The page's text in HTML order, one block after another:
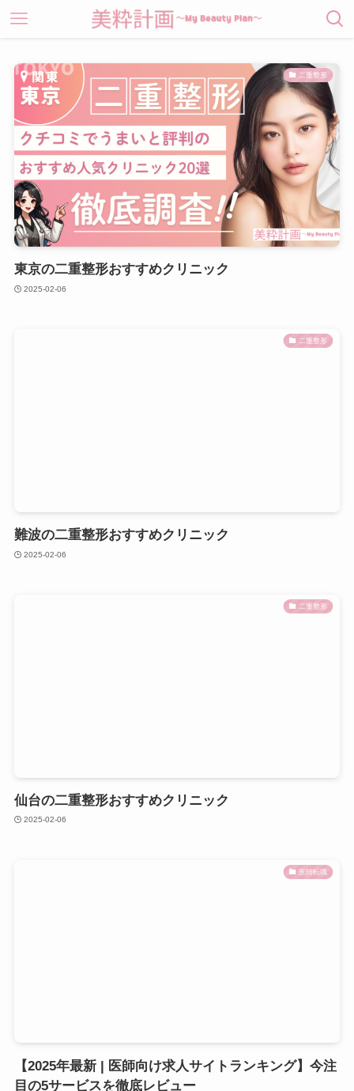
二重整形
東京の二重整形おすすめクリニック
2025-02-06
二重整形
難波の二重整形おすすめクリニック
2025-02-06
二重整形
仙台の二重整形おすすめクリニック
2025-02-06
医師転職
【2025年最新 | 医師向け求人サイトランキング】今注
目の5サービスを徹底レビュー